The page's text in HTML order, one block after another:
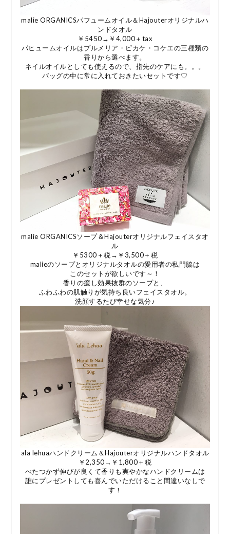
malie ORGANICSパフュームオイル＆Hajouterオリジナルハ
ンドタオル
￥5450→￥4,000＋tax
パヒュームオイルはプルメリア・ピカケ・コケエの三種類の
香りから選べます。
ネイルオイルとしても使えるので、指先のケアにも。。。
バッグの中に常に入れておきたいセットです♡
malie ORGANICSソープ＆Hajouterオリジナルフェイスタオ
ル
￥5300＋税→￥3,500＋税
malieのソープとオリジナルタオルの愛用者の私門脇は
このセットが欲しいです～！
香りの癒し効果抜群のソープと、
ふわふわの肌触りが気持ち良いフェイスタオル。
洗顔するたび幸せな気分♪
ala lehuaハンドクリーム＆Hajouterオリジナルハンドタオル
￥2,350→￥1,800＋税
べたつかず伸びが良くて香りも爽やかなハンドクリームは
誰にプレゼントしても喜んでいただけること間違いなしで
す！